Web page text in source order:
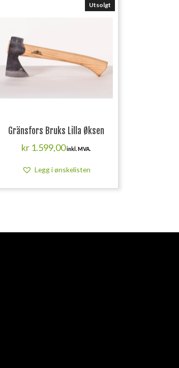
Utsolgt
Gränsfors Bruks Lilla Øksen
kr 1.599,00inkl. MVA.
Legg i ønskelisten